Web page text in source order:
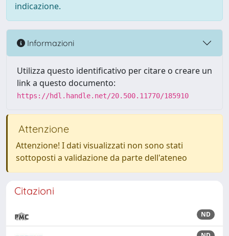
indicazione.
Informazioni
Utilizza questo identificativo per citare o creare un
link a questo documento:
https://hdl.handle.net/20.500.11770/185910
Attenzione
Attenzione! I dati visualizzati non sono stati
sottoposti a validazione da parte dell'ateneo
Citazioni
ND